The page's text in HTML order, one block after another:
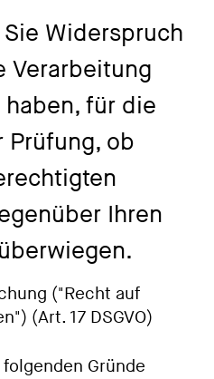
Widerspruch
Verarbeitung
für die
Prüfung, ob
Ihren
("Recht auf
(Art. 17 DSGVO)
Gründe